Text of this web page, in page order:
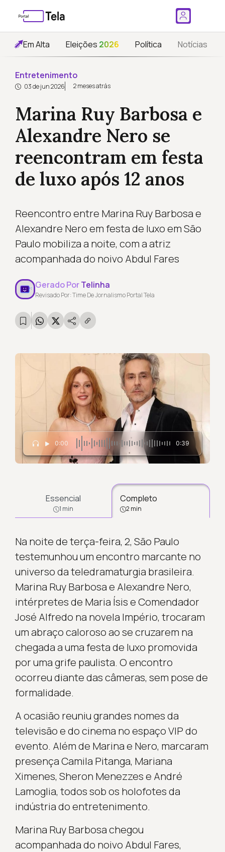
Em Alta Eleições 2026 Política Notícias
Entretenimento
03 de jun 2026 2 meses atrás
Marina Ruy Barbosa e
Alexandre Nero se
reencontram em festa
de luxo após 12 anos
Reencontro entre Marina Ruy Barbosa e
Alexandre Nero em festa de luxo em São
Paulo mobiliza a noite, com a atriz
acompanhada do noivo Abdul Fares
Gerado PorTelinha
Revisado Por: Time De Jornalismo Portal Tela
0:00 0:39
Essencial
1 min
Completo
2 min
Na noite de terça-feira, 2, São Paulo
testemunhou um encontro marcante no
universo da teledramaturgia brasileira.
Marina Ruy Barbosa e Alexandre Nero,
intérpretes de Maria Ísis e Comendador
José Alfredo na novela Império, trocaram
um abraço caloroso ao se cruzarem na
chegada a uma festa de luxo promovida
por uma grife paulista. O encontro
ocorreu diante das câmeras, sem pose de
formalidade.
A ocasião reuniu grandes nomes da
televisão e do cinema no espaço VIP do
evento. Além de Marina e Nero, marcaram
presença Camila Pitanga, Mariana
Ximenes, Sheron Menezzes e André
Lamoglia, todos sob os holofotes da
indústria do entretenimento.
Marina Ruy Barbosa chegou
acompanhada do noivo Abdul Fares,